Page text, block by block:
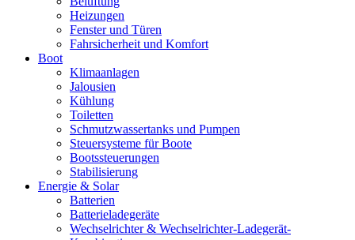
Heizungen
Fenster und Türen
Fahrsicherheit und Komfort
Boot
Klimaanlagen
Jalousien
Kühlung
Toiletten
Schmutzwassertanks und Pumpen
Steuersysteme für Boote
Bootssteuerungen
Stabilisierung
Energie & Solar
Batterien
Batterieladegeräte
Wechselrichter & Wechselrichter-Ladegerät-